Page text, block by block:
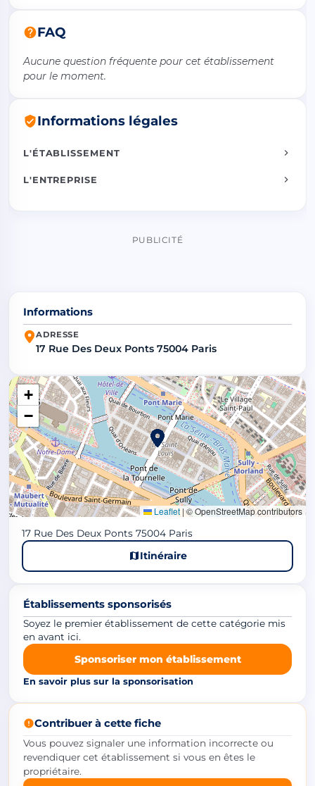
FAQ
Aucune question fréquente pour cet établissement
pour le moment.
Informations légales
L'ÉTABLISSEMENT
L'ENTREPRISE
PUBLICITÉ
Informations
ADRESSE
17 Rue Des Deux Ponts 75004 Paris
+
−
Leaflet |© OpenStreetMap contributors
17 Rue Des Deux Ponts 75004 Paris
Itinéraire
Établissements sponsorisés
Soyez le premier établissement de cette catégorie mis
en avant ici.
Sponsoriser mon établissement
En savoir plus sur la sponsorisation
Contribuer à cette fiche
Vous pouvez signaler une information incorrecte ou
revendiquer cet établissement si vous en êtes le
propriétaire.